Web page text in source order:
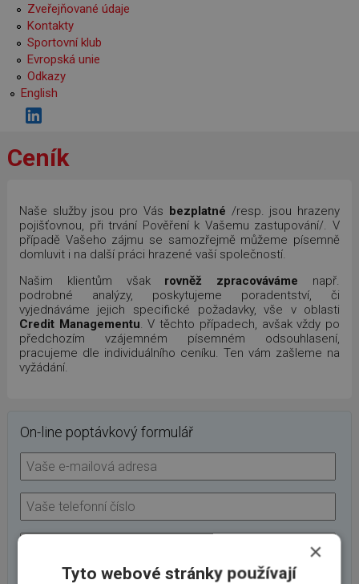
Zveřejňované údaje
Kontakty
Sportovní klub
Evropská unie
Odkazy
English
Ceník
Naše služby jsou pro Vás bezplatné /resp. jsou hrazeny
pojišťovnou, při trvání Pověření k Vašemu zastupování/. V
případě Vašeho zájmu se samozřejmě můžeme písemně
domluvit i na další práci hrazené vaší společností.
Našim klientům všakrovněž zpracováváme např.
podrobné analýzy, poskytujeme poradentství, či
vyjednáváme jejich specifické požadavky, vše v oblasti
Credit Managementu . V těchto případech, avšak vždy po
předchozím vzájemném písemném odsouhlasení,
pracujeme dle individuálního ceníku. Ten vám zašleme na
vyžádání.
On-line poptávkový formulář
×
Tyto webové stránky používají